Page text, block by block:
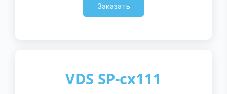
Заказать
VDS SP-cx111